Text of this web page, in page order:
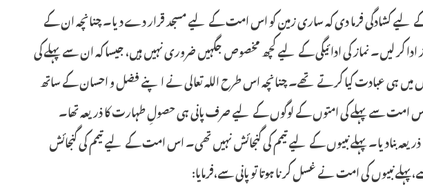
فرما دی کہ ساری زمین کو اس امت کے لیے مسجد قرار دے دیا۔ چنانچہ ان کے
کر لیں۔ نماز کی ادائیگی کے لیے کچھ مخصوص جگہیں ضروری نہیں ہیں، جیسا کہ ان سے پہلے کی
ں میں ہی عبادت کیا کرتے تھے۔ چنانچہ اس طرح اللہ تعالی نے اپنے فضل و احسان کے ساتھ
امت سے پہلے کی امتوں کے لوگوں کے لیے صرف پانی ہی حصولِ طہارت کا ذریعہ تھا۔
بنادیا۔ پہلے نبیوں کے لیے تیمم کی گنجائش نہیں تھی۔ اس امت کے لیے تیمم کی گنجائش
نبیوں کی امت نے غسل کرنا ہوتا تو پانی سے،فرمایا: